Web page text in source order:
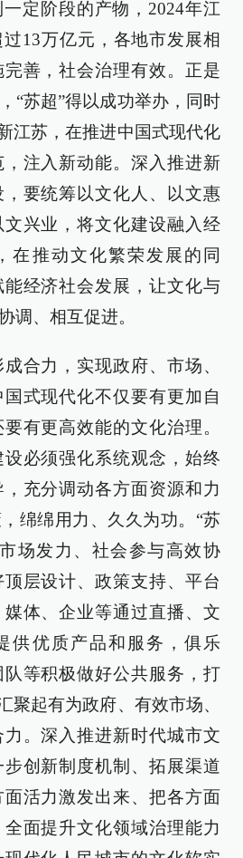
定阶段的产物，2024年江
13万亿元，各地市发展相
善，社会治理有效。正是
“苏超”得以成功举办，同时
江苏，在推进中国式现代化
注入新动能。深入推进新
要统筹以文化人、以文惠
兴业，将文化建设融入经
在推动文化繁荣发展的同
经济社会发展，让文化与
调、相互促进。
合力，实现政府、市场、
式现代化不仅要有更加自
有更高效能的文化治理。
必须强化系统观念，始终
充分调动各方面资源和力
绵绵用力、久久为功。“苏
场发力、社会参与高效协
层设计、政策支持、平台
体、企业等通过直播、文
供优质产品和服务，俱乐
等积极做好公共服务，打
聚起有为政府、有效市场、
。深入推进新时代城市文
创新制度机制、拓展渠道
活力激发出来、把各方面
面提升文化领域治理能力